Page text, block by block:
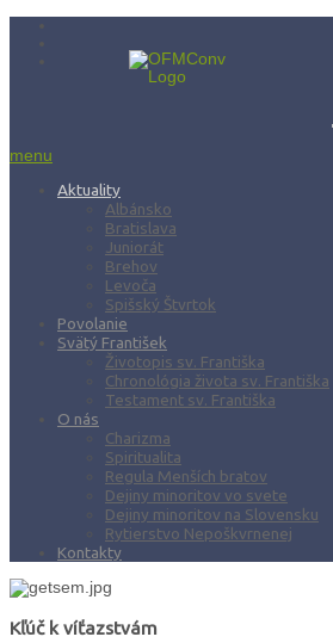
menu
Aktuality
Albánsko
Bratislava
Juniorát
Brehov
Levoča
Spišský Štvrtok
Povolanie
Svätý František
Životopis sv. Františka
Chronológia života sv. Františka
Testament sv. Františka
O nás
Charizma
Spiritualita
Regula Menších bratov
Dejiny minoritov vo svete
Dejiny minoritov na Slovensku
Rytierstvo Nepoškvrnenej
Kontakty
Kľúč k víťazstvám